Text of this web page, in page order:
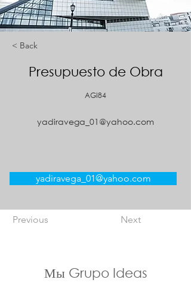
< Back
Presupuesto de Obra
AGI84
yadiravega_01@yahoo.com
yadiravega_01@yahoo.com
Previous Next
Мы Grupo Ideas